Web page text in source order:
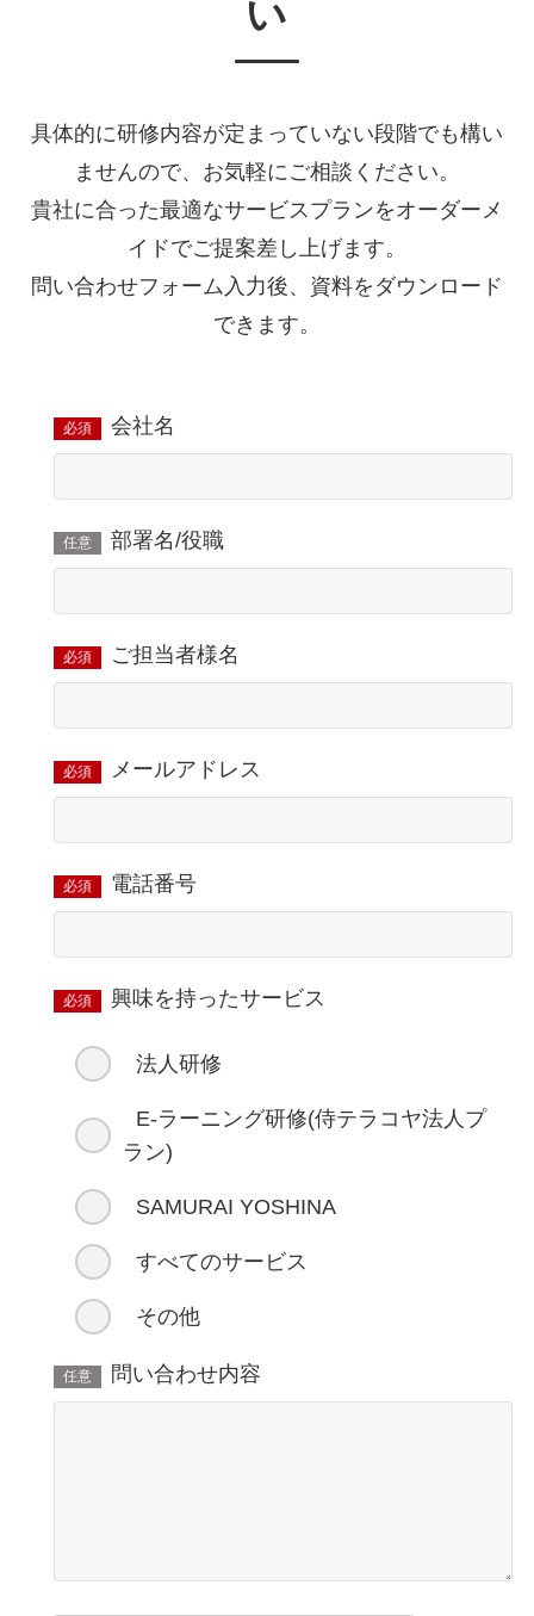
い
具体的に研修内容が定まっていない段階でも構い
ませんので、お気軽にご相談ください。
貴社に合った最適なサービスプランをオーダーメ
イドでご提案差し上げます。
問い合わせフォーム入力後、資料をダウンロード
できます。
必須 会社名
任意 部署名/役職
必須 ご担当者様名
必須 メールアドレス
必須 電話番号
必須 興味を持ったサービス
法人研修
E-ラーニング研修(侍テラコヤ法人プ
ラン)
SAMURAI YOSHINA
すべてのサービス
その他
任意 問い合わせ内容